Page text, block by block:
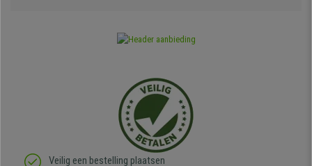
Veilig een bestelling plaatsen